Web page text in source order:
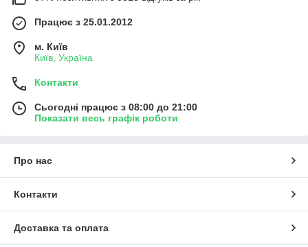
Працює з 25.01.2012
м. Київ
Київ, Україна
Контакти
Сьогодні працює з 08:00 до 21:00
Показати весь графік роботи
Про нас
Контакти
Доставка та оплата